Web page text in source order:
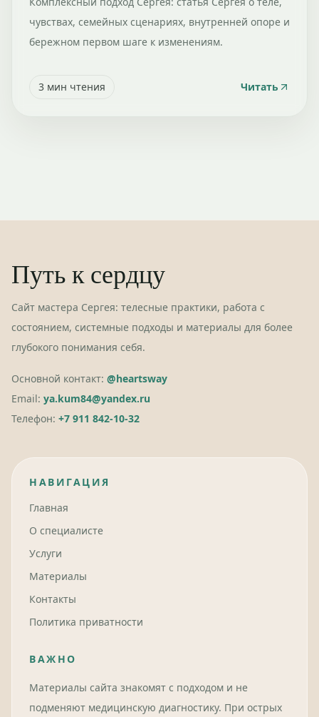
чувствах, семейных сценариях, внутренней опоре и
бережном первом шаге к изменениям.
3 мин чтения Читать
Путь к сердцу
Сайт мастера Сергея: телесные практики, работа с
состоянием, системные подходы и материалы для более
глубокого понимания себя.
Основной контакт: @heartsway
Email: ya.kum84@yandex.ru
Телефон: +7 911 842-10-32
НАВИГАЦИЯ
Главная
О специалисте
Услуги
Материалы
Контакты
Политика приватности
ВАЖНО
Материалы сайта знакомят с подходом и не
подменяют медицинскую диагностику. При острых